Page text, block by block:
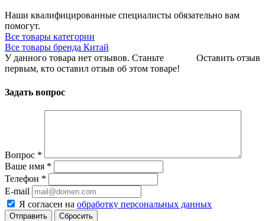
Наши квалифицированные специалисты обязательно вам
помогут.
Все товары категории
Все товары бренда Китай
Оставить отзыв
У данного товара нет отзывов. Станьте
первым, кто оставил отзыв об этом товаре!
Задать вопрос
Вопрос *
Ваше имя *
Телефон *
E-mail
Я согласен на обработку персональных данных
Сбросить